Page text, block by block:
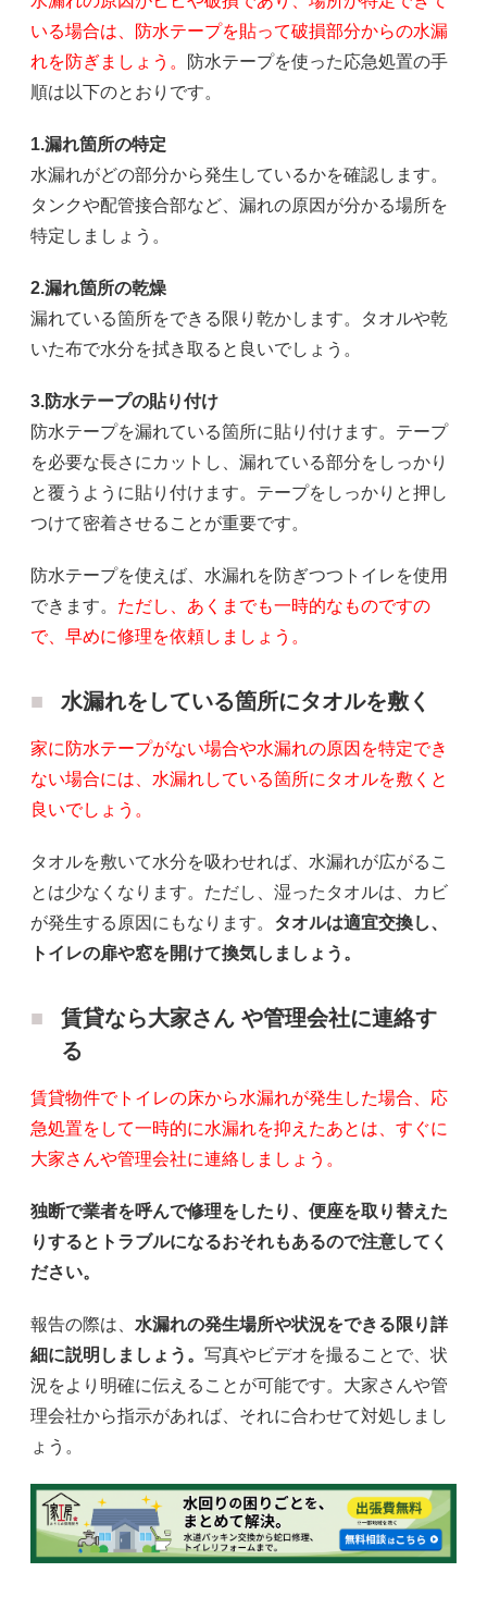
いる場合は、防水テープを貼って破損部分からの水漏
れを防ぎましょう。
防水テープを使った応急処置の手
順は以下のとおりです。
1.漏れ箇所の特定
水漏れがどの部分から発生しているかを確認します。
タンクや配管接合部など、漏れの原因が分かる場所を
特定しましょう。
2.漏れ箇所の乾燥
漏れている箇所をできる限り乾かします。タオルや乾
いた布で水分を拭き取ると良いでしょう。
3.防水テープの貼り付け
防水テープを漏れている箇所に貼り付けます。テープ
を必要な長さにカットし、漏れている部分をしっかり
と覆うように貼り付けます。テープをしっかりと押し
つけて密着させることが重要です。
防水テープを使えば、水漏れを防ぎつつトイレを使用
できます。 ただし、あくまでも一時的なものですの
で、早めに修理を依頼しましょう。
水漏れをしている箇所にタオルを敷く
家に防水テープがない場合や水漏れの原因を特定でき
ない場合には、水漏れしている箇所にタオルを敷くと
良いでしょう。
タオルを敷いて水分を吸わせれば、水漏れが広がるこ
とは少なくなります。ただし、湿ったタオルは、カビ
が発生する原因にもなります。 タオルは適宜交換し、
トイレの扉や窓を開けて換気しましょう。
賃貸なら大家さん や管理会社に連絡す
る
賃貸物件でトイレの床から水漏れが発生した場合、応
急処置をして一時的に水漏れを抑えたあとは、すぐに
大家さんや管理会社に連絡しましょう。
独断で業者を呼んで修理をしたり、便座を取り替えた
りするとトラブルになるおそれもあるので注意してく
ださい。
報告の際は、 水漏れの発生場所や状況をできる限り詳
細に説明しましょう。 写真やビデオを撮ることで、状
況をより明確に伝えることが可能です。大家さんや管
理会社から指示があれば、それに合わせて対処しまし
ょう。